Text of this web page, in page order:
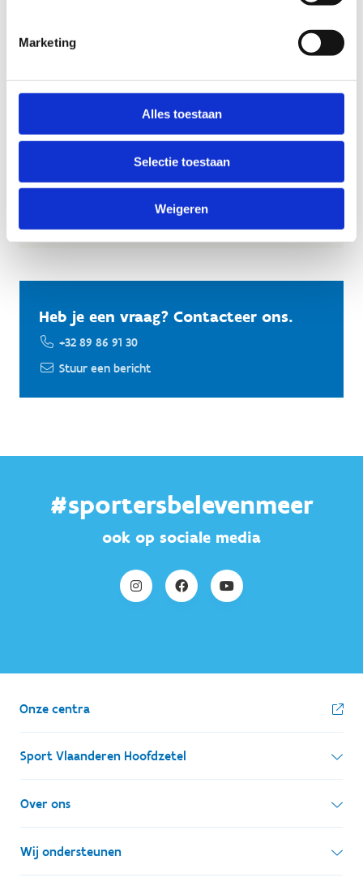
Marketing
Alles toestaan
Selectie toestaan
Weigeren
Verken onze balsporten
Wij bieden een breed scala aan van balsporten. Van
basketbal, handbal, hockey, korfbal, petanque,
Ontdek meer balsporten
Heb je een vraag? Contacteer ons.
+32 89 86 91 30
Stuur een bericht
#sportersbelevenmeer
ook op sociale media
Onze centra
Sport Vlaanderen Hoofdzetel
Simon Bolivarlaan 17
1000 Brussel
Ondernemingsnummer: BE 0248.142.826
Over ons
Wie zijn we, wat doen we
Onze centra
Wij ondersteunen